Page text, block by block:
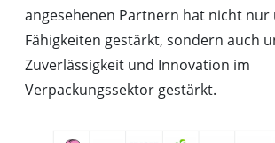
angesehenen Partnern hat nicht nur
Fähigkeiten gestärkt, sondern auch
Zuverlässigkeit und Innovation im
Verpackungssektor gestärkt.